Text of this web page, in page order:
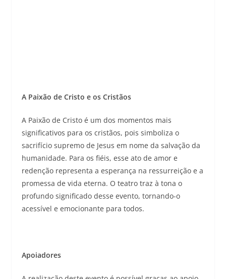
A Paixão de Cristo e os Cristãos
A Paixão de Cristo é um dos momentos mais
significativos para os cristãos, pois simboliza o
sacrifício supremo de Jesus em nome da salvação da
humanidade. Para os fiéis, esse ato de amor e
redenção representa a esperança na ressurreição e a
promessa de vida eterna. O teatro traz à tona o
profundo significado desse evento, tornando-o
acessível e emocionante para todos.
Apoiadores